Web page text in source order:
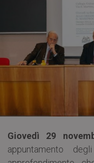
Giovedì 29
appuntamento